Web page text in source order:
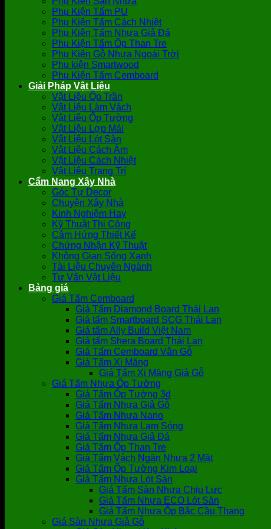
Phụ Kiện Tấm PU
Phụ Kiện Tấm Cách Nhiệt
Phụ Kiện Tấm Nhựa Giả Đá
Phụ Kiện Tấm Ốp Than Tre
Phụ Kiện Gỗ Nhựa Ngoài Trời
Phụ kiện Smartwood
Phụ Kiện Tấm Cemboard
Giải Pháp Vật Liệu
Vật Liệu Ốp Trần
Vật Liệu Làm Vách
Vật Liệu Ốp Tường
Vật Liệu Lợp Mái
Vật Liệu Lót Sàn
Vật Liệu Cách Âm
Vật Liệu Cách Nhiệt
Vật Liệu Trang Trí
Cẩm Nang Xây Nhà
Góc Tự Decor
Chuyện Xây Nhà
Kinh Nghiệm Hay
Kỹ Thuật Thi Công
Cảm Hứng Thiết Kế
Chứng Nhận Kỹ Thuật
Không Gian Sống Xanh
Tài Liệu Chuyên Ngành
Tư Vấn Vật Liệu
Bảng giá
Giá Tấm Cemboard
Giá Tấm Diamond Board Thái Lan
Giá tấm Smartboard SCG Thái Lan
Giá tấm Ally Build Việt Nam
Giá tấm Shera Board Thái Lan
Giá Tấm Cemboard Vân Gỗ
Giá Tấm Xi Măng
Giá Tấm Xi Măng Giả Gỗ
Giá Tấm Nhựa Ốp Tường
Giá Tấm Ốp Tường 3d
Giá Tấm Nhựa Giả Gỗ
Giá Tấm Nhựa Nano
Giá Tấm Nhựa Lam Sóng
Giá Tấm Nhựa Giả Đá
Giá Tấm Ốp Than Tre
Giá Tấm Vách Ngăn Nhựa 2 Mặt
Giá Tấm Ốp Tường Kim Loại
Giá Tấm Nhựa Lót Sàn
Giá Tấm Sàn Nhựa Chịu Lực
Giá Tấm Nhựa ECO Lót Sàn
Giá Tấm Nhựa Ốp Bậc Cầu Thang
Giá Sàn Nhựa Giả Gỗ